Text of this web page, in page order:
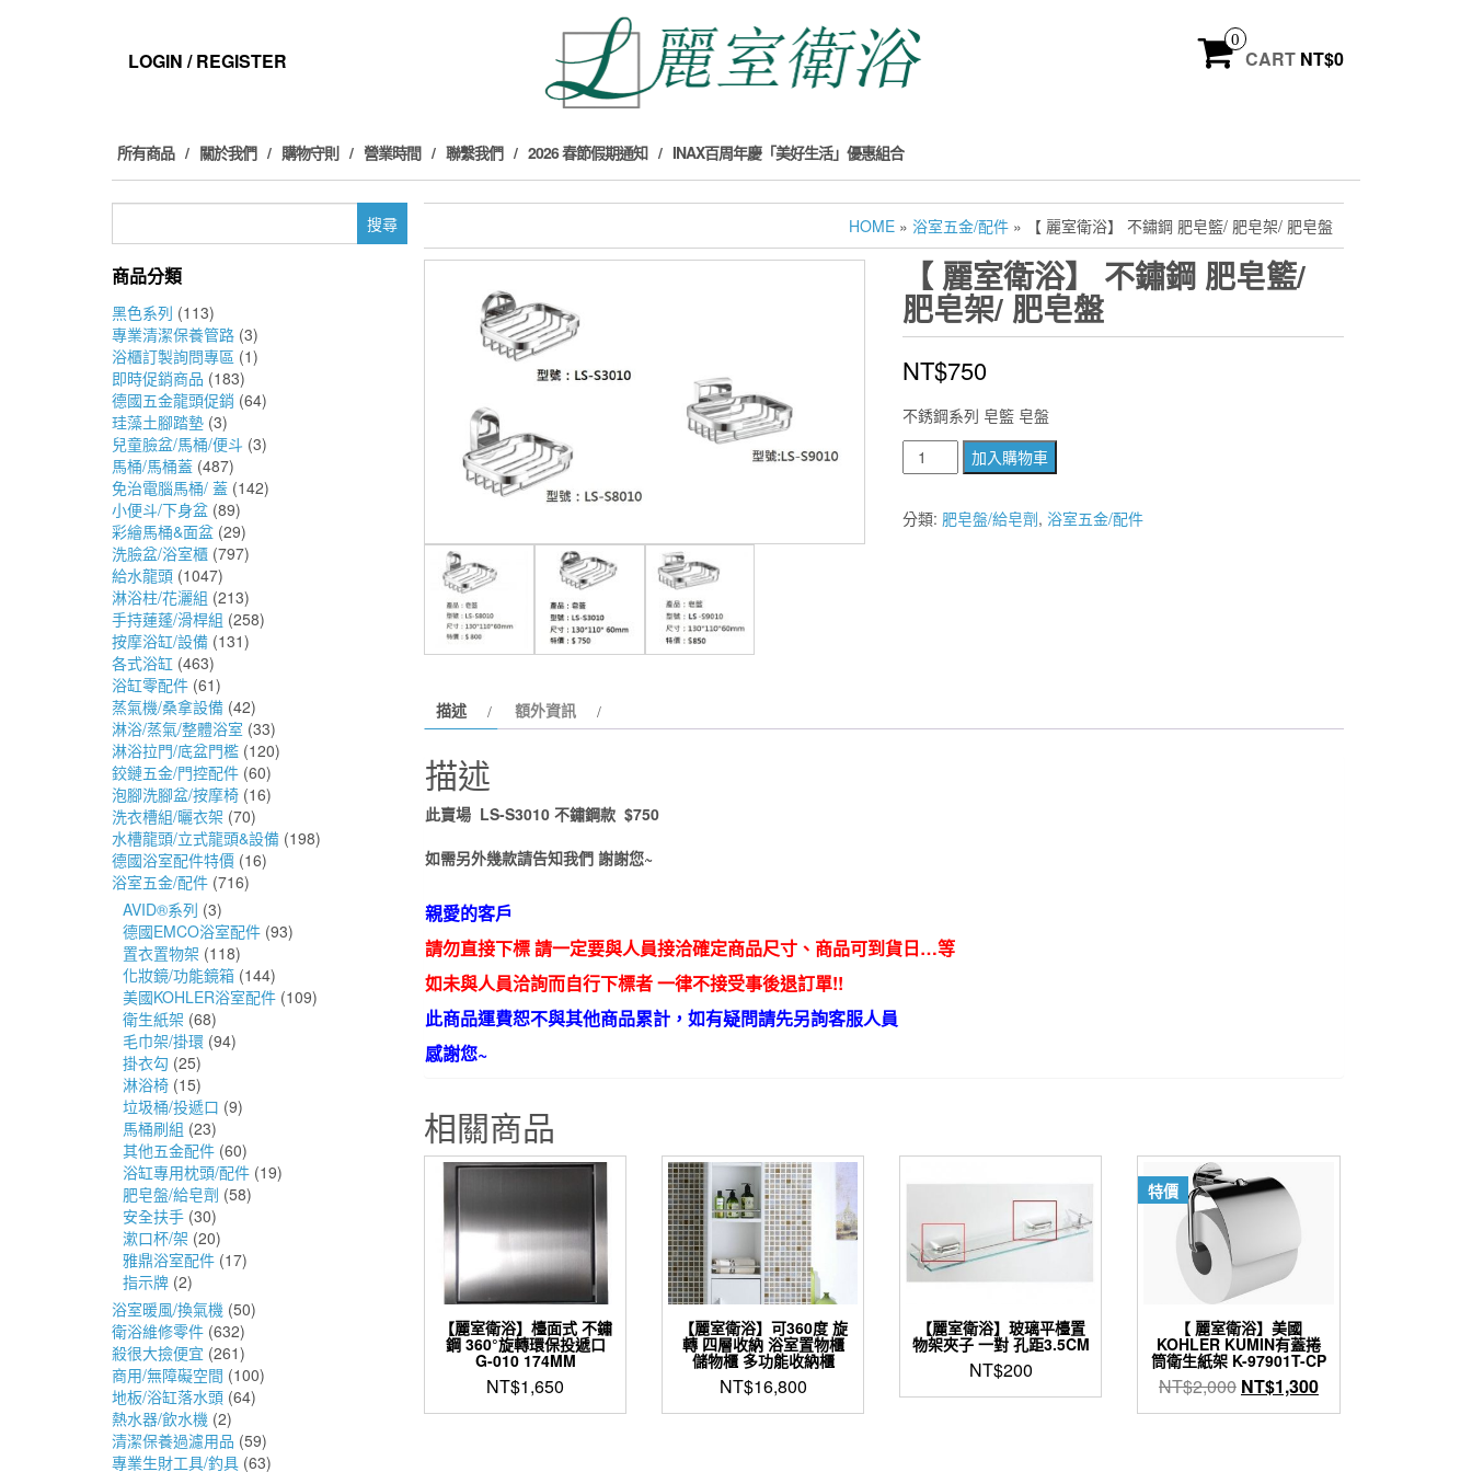
LOGIN / REGISTER
0
CART NT$0
所有商品 關於我們 購物守則 營業時間 聯繫我們 2026 春節假期通知 INAX百周年慶「美好生活」優惠組合
鍵
商品分類
黑色系列 (113)
專業清潔保養管路 (3)
浴櫃訂製詢問專區 (1)
即時促銷商品 (183)
德國五金龍頭促銷 (64)
珪藻土腳踏墊 (3)
兒童臉盆/馬桶/便斗 (3)
馬桶/馬桶蓋 (487)
免治電腦馬桶/ 蓋 (142)
小便斗/下身盆 (89)
彩繪馬桶&面盆 (29)
洗臉盆/浴室櫃 (797)
給水龍頭 (1047)
淋浴柱/花灑組 (213)
手持蓮蓬/滑桿組 (258)
按摩浴缸/設備 (131)
各式浴缸 (463)
浴缸零配件 (61)
蒸氣機/桑拿設備 (42)
淋浴/蒸氣/整體浴室 (33)
淋浴拉門/底盆門檻 (120)
鉸鏈五金/門控配件 (60)
泡腳洗腳盆/按摩椅 (16)
洗衣槽組/曬衣架 (70)
水槽龍頭/立式龍頭&設備 (198)
德國浴室配件特價 (16)
浴室五金/配件 (716)
AVID®系列 (3)
德國EMCO浴室配件 (93)
置衣置物架 (118)
化妝鏡/功能鏡箱 (144)
美國KOHLER浴室配件 (109)
衛生紙架 (68)
毛巾架/掛環 (94)
掛衣勾 (25)
淋浴椅 (15)
垃圾桶/投遞口 (9)
馬桶刷組 (23)
其他五金配件 (60)
浴缸專用枕頭/配件 (19)
肥皂盤/給皂劑 (58)
安全扶手 (30)
漱口杯/架 (20)
雅鼎浴室配件 (17)
指示牌 (2)
浴室暖風/換氣機 (50)
衛浴維修零件 (632)
殺很大撿便宜 (261)
商用/無障礙空間 (100)
地板/浴缸落水頭 (64)
熱水器/飲水機 (2)
清潔保養過濾用品 (59)
專業生財工具/釣具 (63)
HOME » 浴室五金/配件 » 【 麗室衛浴】 不鏽鋼 肥皂籃/ 肥皂架/ 肥皂盤
【 麗室衛浴】 不鏽鋼 肥皂籃/
肥皂架/ 肥皂盤
NT$750
不銹鋼系列 皂籃 皂盤
麗
室
衛
籃/
量
加入購物車
分類: 肥皂盤/給皂劑, 浴室五金/配件
描述 額外資訊
描述
此賣場 LS-S3010 不鏽鋼款 $750
如需另外幾款請告知我們 謝謝您~
親愛的客戶
請勿直接下標 請一定要與人員接洽確定商品尺寸、商品可到貨日…等
如未與人員洽詢而自行下標者 一律不接受事後退訂單!!
此商品運費恕不與其他商品累計，如有疑問請先另詢客服人員
感謝您~
相關商品
【麗室衛浴】檯面式 不鏽
鋼 360°旋轉環保投遞口
G-010 174MM
NT$1,650
【麗室衛浴】可360度 旋
轉 四層收納 浴室置物櫃
儲物櫃 多功能收納櫃
NT$16,800
【麗室衛浴】玻璃平檯置
物架夾子 一對 孔距3.5CM
NT$200
特價
【 麗室衛浴】美國
KOHLER KUMIN有蓋捲
筒衛生紙架 K-97901T-CP
NT$2,000 原
始
NT$1,300目
前